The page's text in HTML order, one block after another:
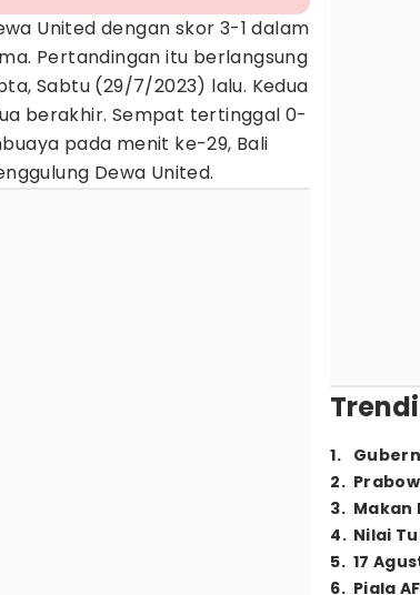
United dengan skor 3-1 dalam
Pertandingan itu berlangsung
Sabtu (29/7/2023) lalu. Kedua
berakhir. Sempat tertinggal 0-
pada menit ke-29, Bali
Dewa United.
1.
2.
3. Makan
4. Nilai
5. 17
6. Piala